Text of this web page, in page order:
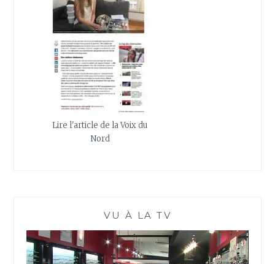
Lire l'article de la Voix du
Nord
VU À LA TV
Lecteur
vidéo